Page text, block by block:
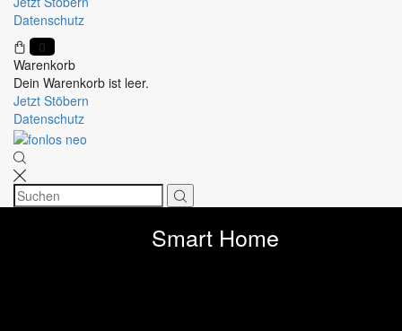
Datenschutz
0
Warenkorb
Dein Warenkorb ist leer.
Jetzt Stöbern
Datenschutz